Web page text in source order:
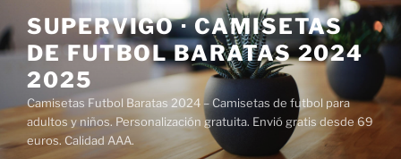
al
contenido
SUPERVIGO · CAMISETAS
DE FUTBOL BARATAS 2024
2025
Camisetas Futbol Baratas 2024 – Camisetas de futbol para
adultos y niños. Personalización gratuita. Envió gratis desde 69
euros. Calidad AAA.